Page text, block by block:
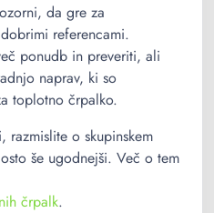
da gre za
referencami.
ponudb in preveriti, ali
naprav, ki so
toplotno črpalko.
o skupinskem
še ugodnejši. Več o tem
črpalk.